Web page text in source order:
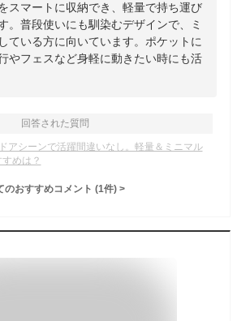
スマートに収納でき、軽量で持ち運び
。普段使いにも馴染むデザインで、ミ
ている方に向いています。ポケットに
やフェスなど身軽に動きたい時にも活
回答された質問
アシーンで活躍間違いなし。軽量＆ミニマル
めは？
のおすすめコメント (1件) >